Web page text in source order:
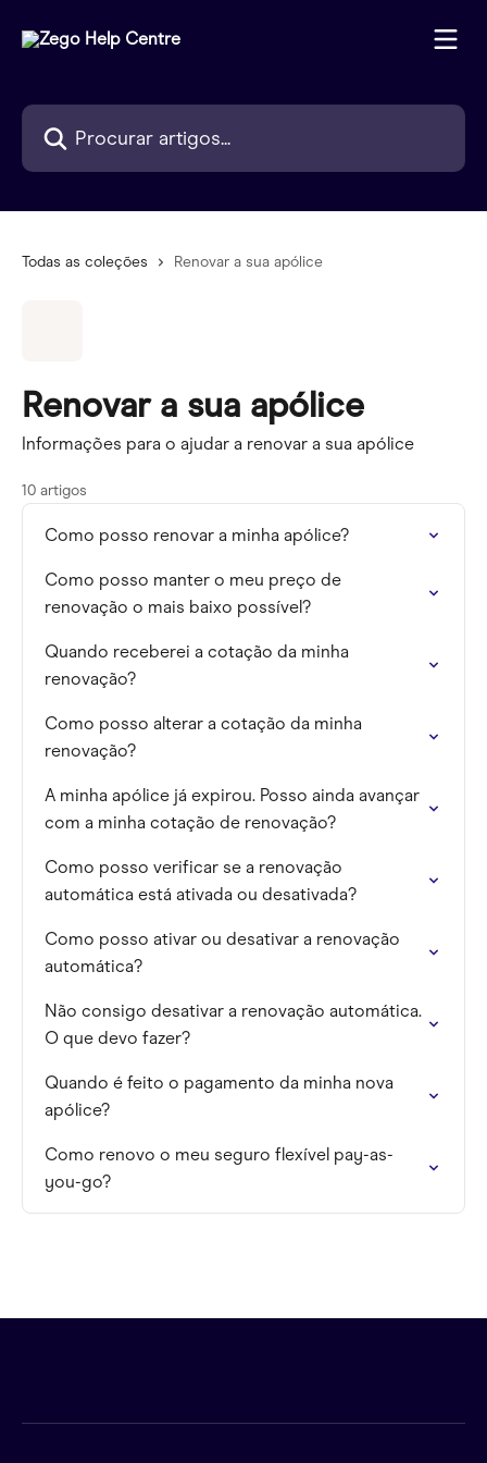
Procurar artigos...
Todas as coleções Renovar a sua apólice
Renovar a sua apólice
Informações para o ajudar a renovar a sua apólice
10 artigos
Como posso renovar a minha apólice?
Como posso manter o meu preço de
renovação o mais baixo possível?
Quando receberei a cotação da minha
renovação?
Como posso alterar a cotação da minha
renovação?
A minha apólice já expirou. Posso ainda avançar
com a minha cotação de renovação?
Como posso verificar se a renovação
automática está ativada ou desativada?
Como posso ativar ou desativar a renovação
automática?
Não consigo desativar a renovação automática.
O que devo fazer?
Quando é feito o pagamento da minha nova
apólice?
Como renovo o meu seguro flexível pay-as-
you-go?